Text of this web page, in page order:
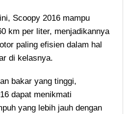
Scoopy 2016 mampu
km per liter, menjadikannya
paling efisien dalam hal
di kelasnya.
bakar yang tinggi,
dapat menikmati
yang lebih jauh dengan